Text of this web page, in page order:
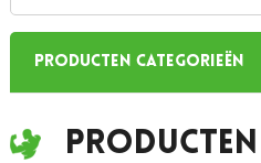
Producten categorieën
Producten